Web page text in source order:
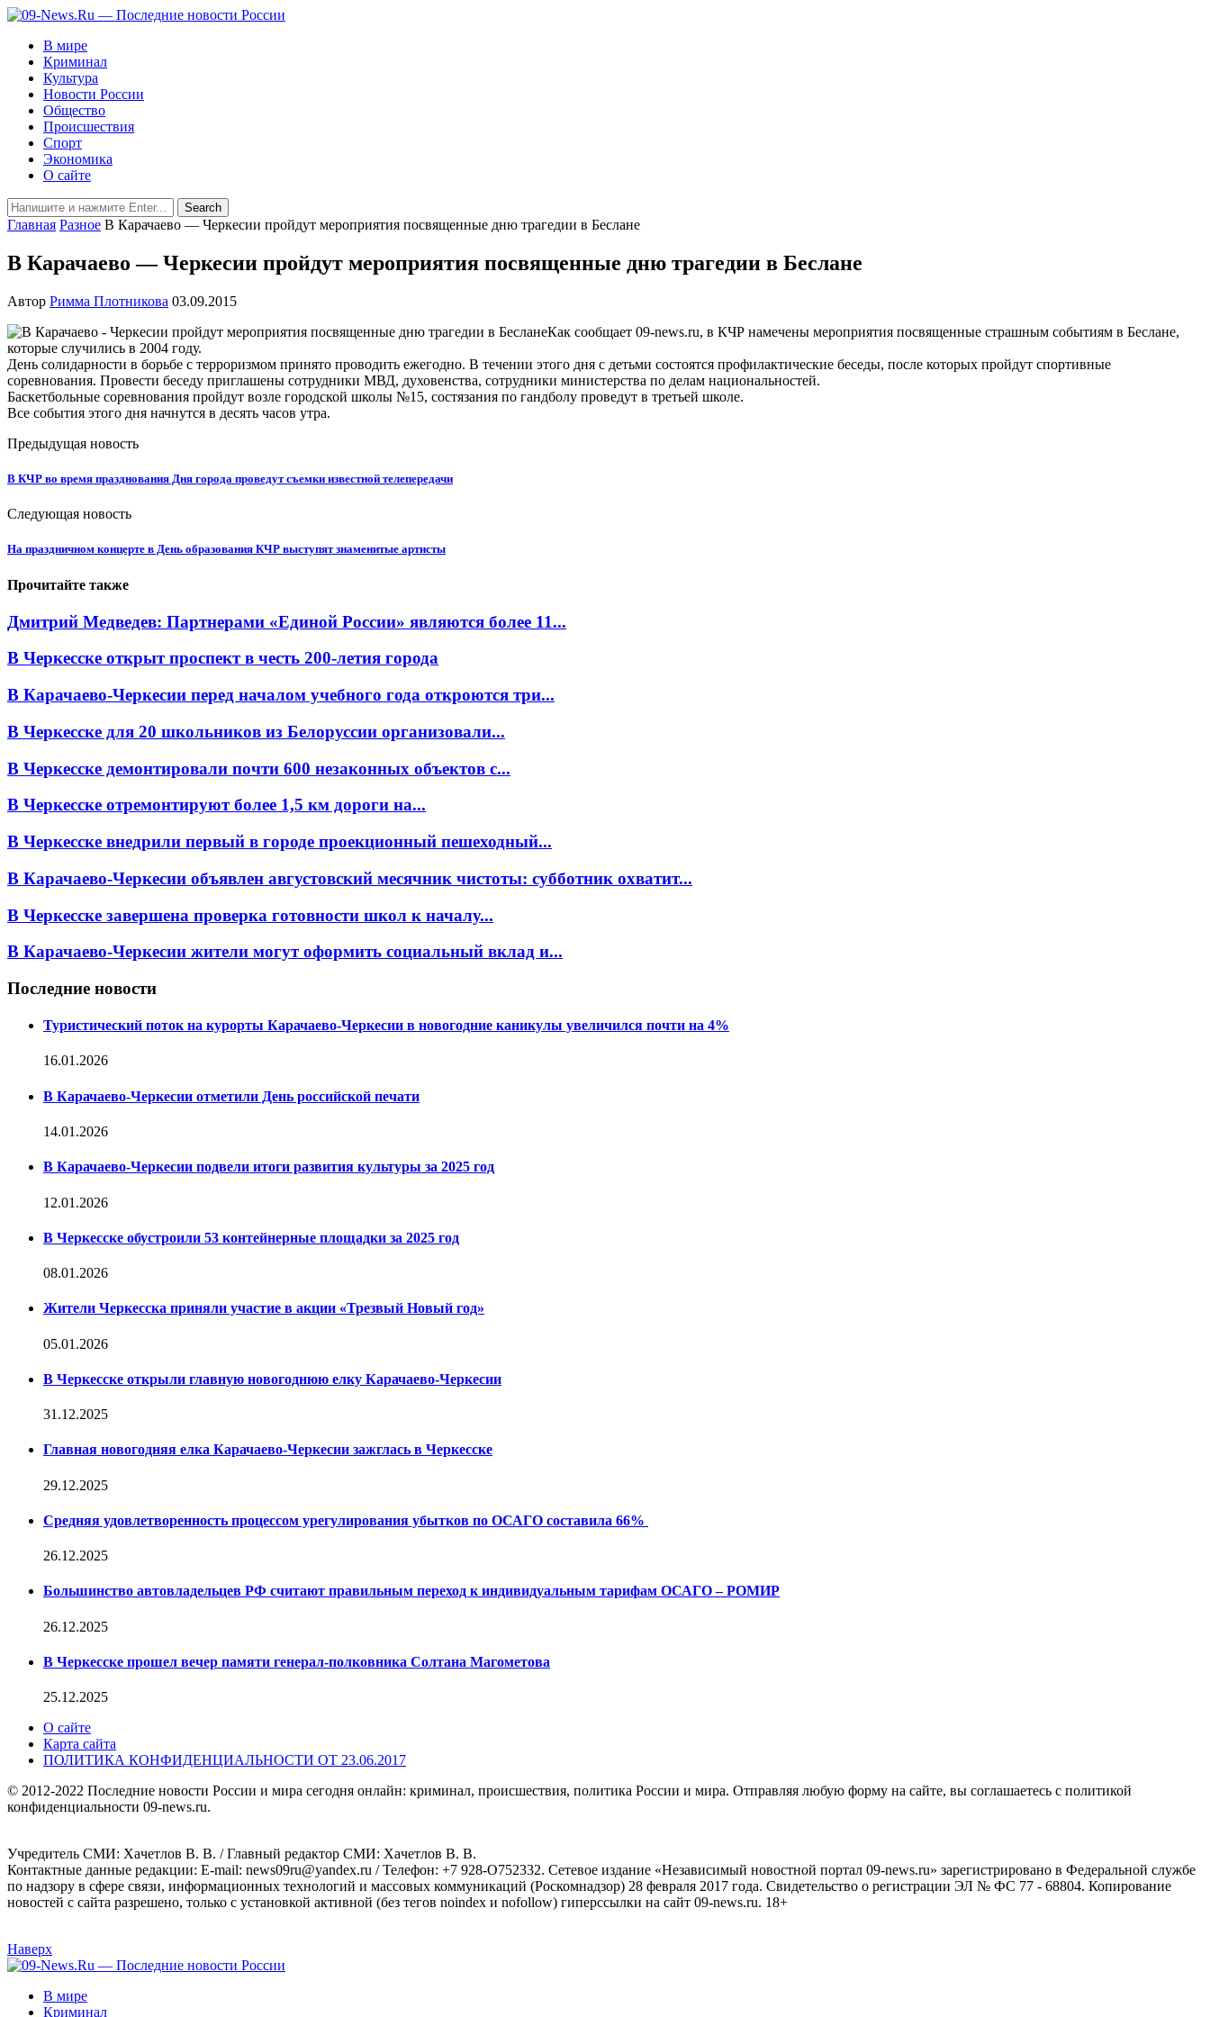
В мире
Криминал
Культура
Новости России
Общество
Происшествия
Спорт
Экономика
О сайте
Главная Разное В Карачаево — Черкесии пройдут мероприятия посвященные дню трагедии в Беслане
В Карачаево — Черкесии пройдут мероприятия посвященные дню трагедии в Беслане
Автор Римма Плотникова 03.09.2015
Как сообщает 09-news.ru, в КЧР намечены мероприятия посвященные страшным событиям в Беслане,
которые случились в 2004 году.
День солидарности в борьбе с терроризмом принято проводить ежегодно. В течении этого дня с детьми состоятся профилактические беседы, после которых пройдут спортивные
соревнования. Провести беседу приглашены сотрудники МВД, духовенства, сотрудники министерства по делам национальностей.
Баскетбольные соревнования пройдут возле городской школы №15, состязания по гандболу проведут в третьей школе.
Все события этого дня начнутся в десять часов утра.
Предыдущая новость
В КЧР во время празднования Дня города проведут съемки известной телепередачи
Следующая новость
На праздничном концерте в День образования КЧР выступят знаменитые артисты
Прочитайте также
Дмитрий Медведев: Партнерами «Единой России» являются более 11...
В Черкесске открыт проспект в честь 200-летия города
В Карачаево-Черкесии перед началом учебного года откроются три...
В Черкесске для 20 школьников из Белоруссии организовали...
В Черкесске демонтировали почти 600 незаконных объектов с...
В Черкесске отремонтируют более 1,5 км дороги на...
В Черкесске внедрили первый в городе проекционный пешеходный...
В Карачаево-Черкесии объявлен августовский месячник чистоты: субботник охватит...
В Черкесске завершена проверка готовности школ к началу...
В Карачаево-Черкесии жители могут оформить социальный вклад и...
Последние новости
Туристический поток на курорты Карачаево-Черкесии в новогодние каникулы увеличился почти на 4%
16.01.2026
В Карачаево-Черкесии отметили День российской печати
14.01.2026
В Карачаево-Черкесии подвели итоги развития культуры за 2025 год
12.01.2026
В Черкесске обустроили 53 контейнерные площадки за 2025 год
08.01.2026
Жители Черкесска приняли участие в акции «Трезвый Новый год»
05.01.2026
В Черкесске открыли главную новогоднюю елку Карачаево-Черкесии
31.12.2025
Главная новогодняя елка Карачаево-Черкесии зажглась в Черкесске
29.12.2025
Средняя удовлетворенность процессом урегулирования убытков по ОСАГО составила 66%
26.12.2025
Большинство автовладельцев РФ считают правильным переход к индивидуальным тарифам ОСАГО – РОМИР
26.12.2025
В Черкесске прошел вечер памяти генерал-полковника Солтана Магометова
25.12.2025
О сайте
Карта сайта
ПОЛИТИКА КОНФИДЕНЦИАЛЬНОСТИ ОТ 23.06.2017
© 2012-2022 Последние новости России и мира сегодня онлайн: криминал, происшествия, политика России и мира. Отправляя любую форму на сайте, вы соглашаетесь с политикой
конфиденциальности 09-news.ru.
Учредитель СМИ: Хaчeтлoв B. B. / Главный редактор СМИ: Хaчeтлoв B. B.
Контактные данные редакции: E-mail: news09ru@yandex.ru / Телефон: +7 928-O752332. Сетевое издание «Независимый новостной портал 09-news.ru» зарегистрировано в Федеральной службе
по надзору в сфере связи, информационных технологий и массовых коммуникаций (Роскомнадзор) 28 февраля 2017 года. Свидетельство о регистрации ЭЛ № ФС 77 - 68804. Копирование
новостей с сайта разрешено, только с установкой активной (без тегов noindex и nofollow) гиперссылки на сайт 09-news.ru. 18+
Наверх
В мире
Криминал